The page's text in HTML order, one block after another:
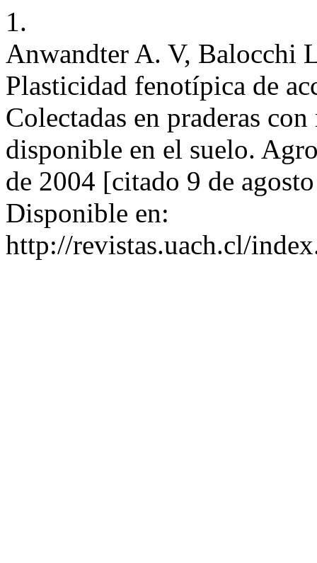
1.
Anwandter A. V, Balocchi
Plasticidad fenotípica de
Colectadas en praderas
disponible en el suelo.
de 2004 [citado 9 de
Disponible en:
http://revistas.uach.cl/